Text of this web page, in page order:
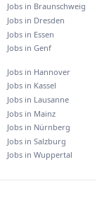
Jobs in Braunschweig
Jobs in Dresden
Jobs in Essen
Jobs inGenf
Jobs in Hannover
Jobs in Kassel
Jobs in Lausanne
Jobs in Mainz
Jobs in Nürnberg
Jobs inSalzburg
Jobs inWuppertal